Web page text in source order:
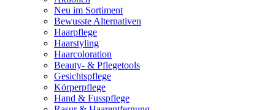
Neu im Sortiment
Bewusste Alternativen
Haarpflege
Haarstyling
Haarcoloration
Beauty- & Pflegetools
Gesichtspflege
Körperpflege
Hand & Fusspflege